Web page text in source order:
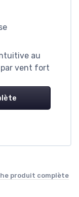
au
vent fort
produit complète